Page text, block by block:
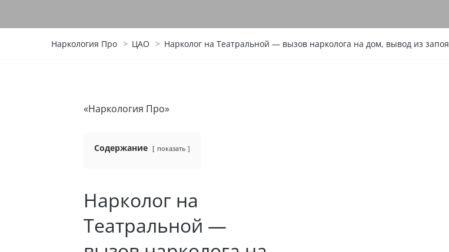
Наркология Про > ЦАО > Нарколог на Театральной — вызов нарколога на дом, вывод из
«Наркология Про»
Содержание показать
Нарколог на
Театральной —